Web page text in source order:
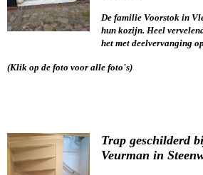
De familie Voorstok in
hun kozijn. Heel
het met deelvervanging
(Klik op de foto voor alle foto's)
Trap geschilderd
Veurman in